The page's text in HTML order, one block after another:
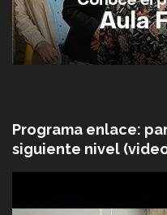
Programa enlace:
siguiente nivel